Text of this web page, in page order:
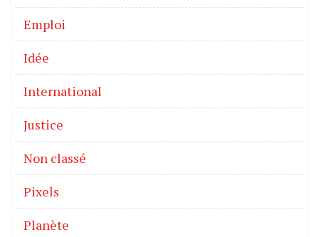
Emploi
Idée
International
Justice
Non classé
Pixels
Planète